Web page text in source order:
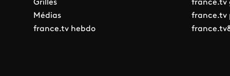
Grilles
Médias
france.tv hebdo
france.tv
france.tv